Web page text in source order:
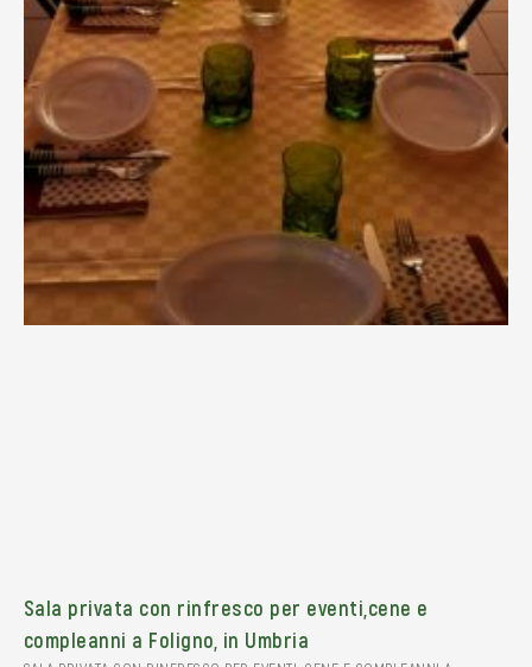
Sala privata con rinfresco per eventi,cene e
compleanni a Foligno, in Umbria